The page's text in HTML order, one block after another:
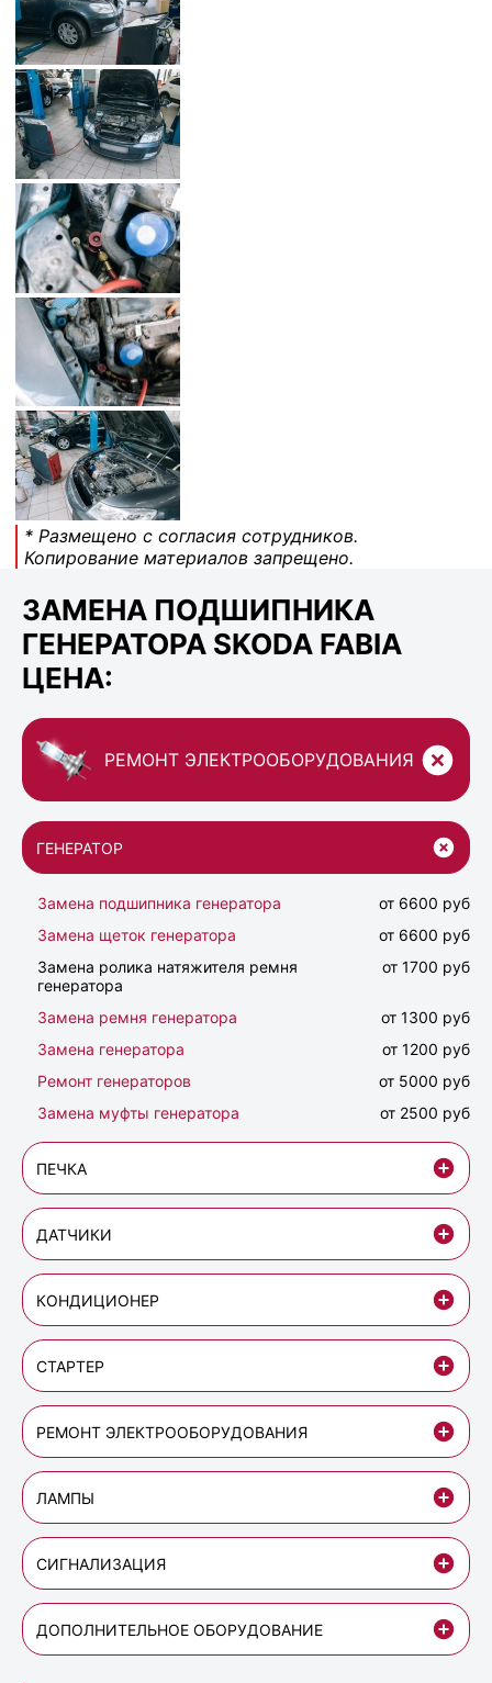
* Размещено с согласия сотрудников.
Копирование материалов запрещено.
ЗАМЕНА ПОДШИПНИКА
ГЕНЕРАТОРА SKODA FABIA
ЦЕНА:
РЕМОНТ ЭЛЕКТРООБОРУДОВАНИЯ
ГЕНЕРАТОР
Замена подшипника генератора
от 6600 руб
Замена щеток генератора
от 6600 руб
Замена ролика натяжителя ремня
генератора
от 1700 руб
Замена ремня генератора
от 1300 руб
Замена генератора
от 1200 руб
Ремонт генераторов
от 5000 руб
Замена муфты генератора
от 2500 руб
ПЕЧКА
ДАТЧИКИ
КОНДИЦИОНЕР
СТАРТЕР
РЕМОНТ ЭЛЕКТРООБОРУДОВАНИЯ
ЛАМПЫ
СИГНАЛИЗАЦИЯ
ДОПОЛНИТЕЛЬНОЕ ОБОРУДОВАНИЕ